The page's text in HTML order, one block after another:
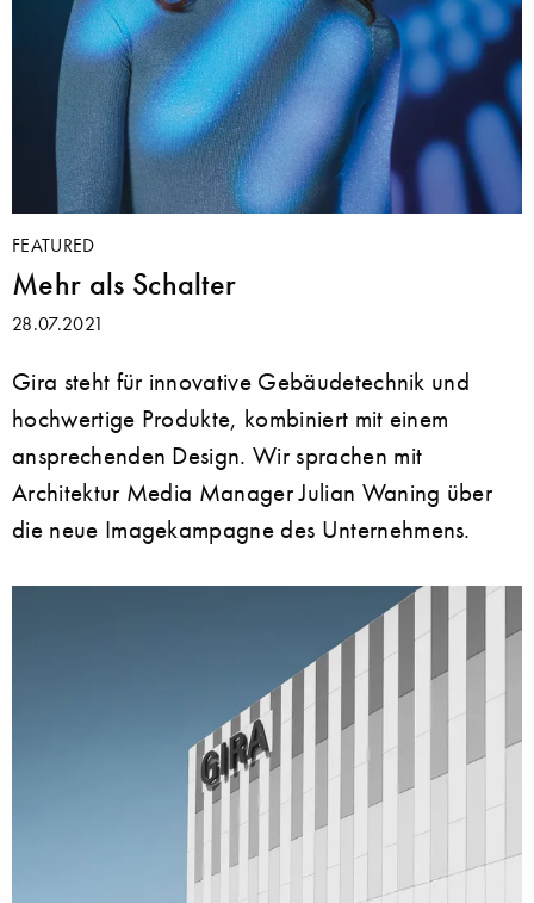
FEATURED
Mehr als Schalter
28.07.2021
Gira steht für innovative Gebäudetechnik und
hochwertige Produkte, kombiniert mit einem
ansprechenden Design. Wir sprachen mit
Architektur Media Manager Julian Waning über
die neue Imagekampagne des Unternehmens.